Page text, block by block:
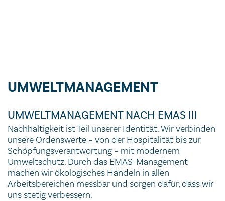
UMWELT­MANAGEMENT
UMWELTMANAGEMENT NACH EMAS III
Nachhaltigkeit ist Teil unserer Identität. Wir verbinden
unsere Ordenswerte – von der Hospitalität bis zur
Schöpfungsverantwortung – mit modernem
Umweltschutz. Durch das EMAS-Management
machen wir ökologisches Handeln in allen
Arbeitsbereichen messbar und sorgen dafür, dass wir
uns stetig verbessern.